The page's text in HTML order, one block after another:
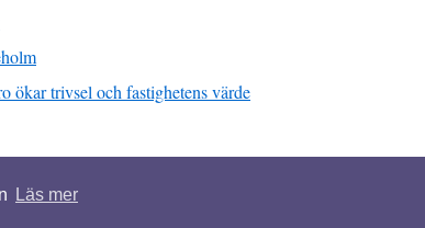
Läs mer
ökar trivsel och fastighetens värde